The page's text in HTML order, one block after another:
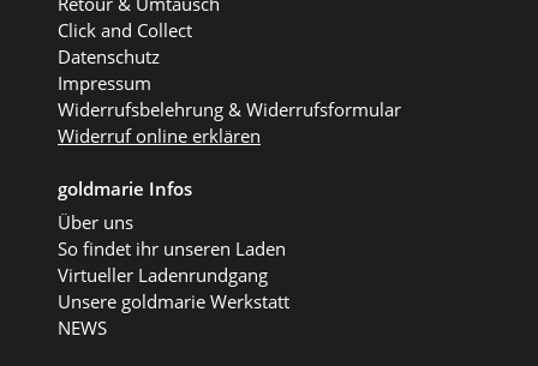
Click and Collect
Datenschutz
Impressum
Widerrufsbelehrung & Widerrufsformular
Widerruf online erklären
goldmarie Infos
Über uns
So findet ihr unseren Laden
Virtueller Ladenrundgang
Unsere goldmarie Werkstatt
NEWS